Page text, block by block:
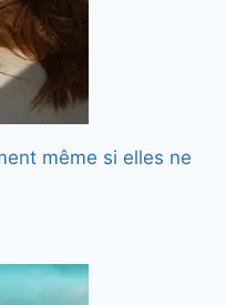
même si elles ne